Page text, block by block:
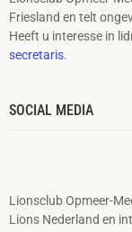
Friesland en telt
Heeft u interesse in
secretaris.
SOCIAL MEDIA
Lionsclub Opmeer-
Lions Nederland en